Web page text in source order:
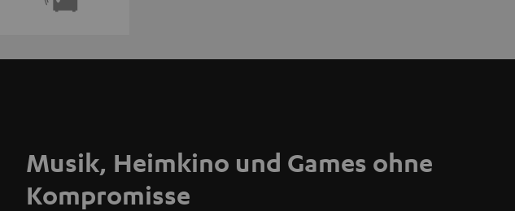
Musik, Heimkino und Games ohne
Kompromisse